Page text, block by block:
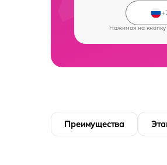
Нажимая на кнопку
Преимущества